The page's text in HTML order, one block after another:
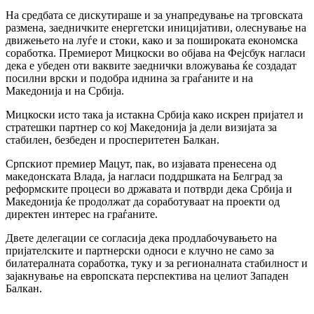
На средбата се дискутираше и за унапредување на трговската
размена, заедничките енергетски иницијативи, олеснување на
движењето на луѓе и стоки, како и за пошироката економска
соработка. Премиерот Мицкоски во објава на Фејсбук нагласи
дека е убеден оти ваквите заеднички вложувања ќе создадат
посилни врски и подобра иднина за граѓаните и на
Македонија и на Србија.
Мицкоски исто така ја истакна Србија како искрен пријател и
стратешки партнер со кој Македонија ја дели визијата за
стабилен, безбеден и просперитетен Балкан.
Српскиот премиер Мацут, пак, во изјавата пренесена од
македонската Влада, ја нагласи поддршката на Белград за
реформските процеси во државата и потврди дека Србија и
Македонија ќе продолжат да соработуваат на проекти од
директен интерес на граѓаните.
Двете делегации се согласија дека продлабочувањето на
пријателските и партнерски односи е клучно не само за
билатералната соработка, туку и за регионалната стабилност и
зајакнување на европската перспектива на целиот Западен
Балкан.